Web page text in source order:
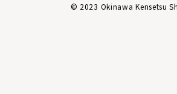
©︎ 2023 Okinawa Kensetsu